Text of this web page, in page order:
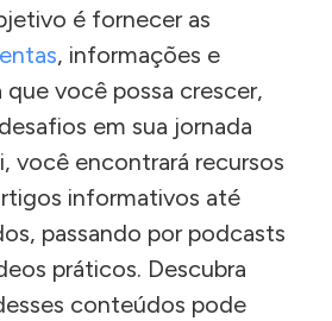
é fornecer as
, informações e
você possa crescer,
em sua jornada
você encontrará recursos
informativos até
passando por podcasts
práticos. Descubra
conteúdos pode